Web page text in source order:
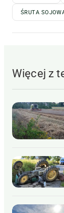
ŚRUTA
Więcej z